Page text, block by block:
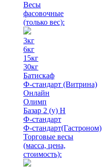
Весы
фасовочные
(только вес):
3кг
6кг
15кг
30кг
Батискаф
Ф-стандарт (Витрина)
Онлайн
Олимп
Базар 2 (у) Н
Ф-стандарт
Ф-стандарт(Гастроном)
Торговые весы
(масса, цена,
стоимость):